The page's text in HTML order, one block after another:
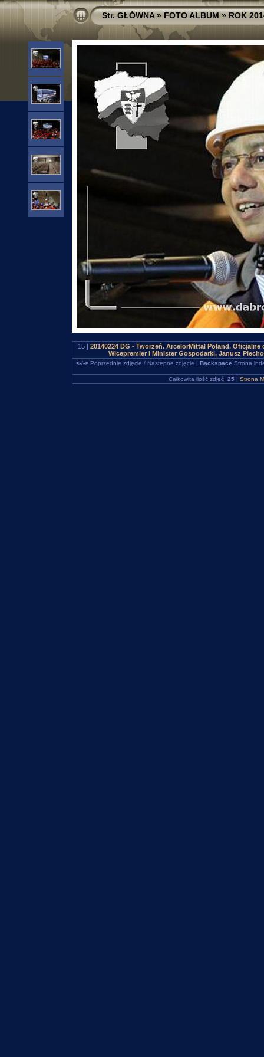
Str. GŁÓWNA»FOTO ALBUM»ROK
15 | 20140224 DG - Tworzeń. ArcelorMittal Poland.
Wicepremier i Minister Gospodarki, Janusz
<-/->Poprzednie zdjęcie / Następne zdjęcie | Backspace Strona
Całkowita ilość zdjęć: 25 | Strona